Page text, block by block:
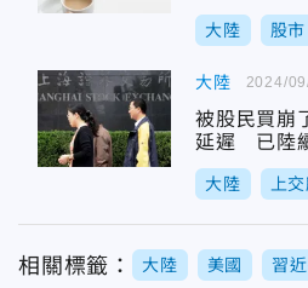
新高
大陸 股市
大陸
被股民買崩
延遲 已陸
中」
大陸 上
2024/
相關標籤： 大陸 美國 習